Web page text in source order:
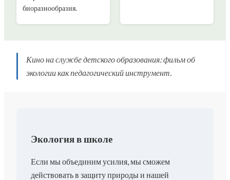
биоразнообразия.
Кино на службе детского образования: фильм об
экологии как педагогический инструмент.
Экология в школе
Если мы объединим усилия, мы сможем
действовать в защиту природы и нашей